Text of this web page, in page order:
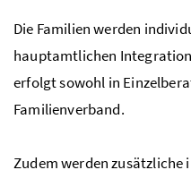
Die Familien werden
hauptamtlichen
erfolgt sowohl in
Familienverband.
Zudem werden